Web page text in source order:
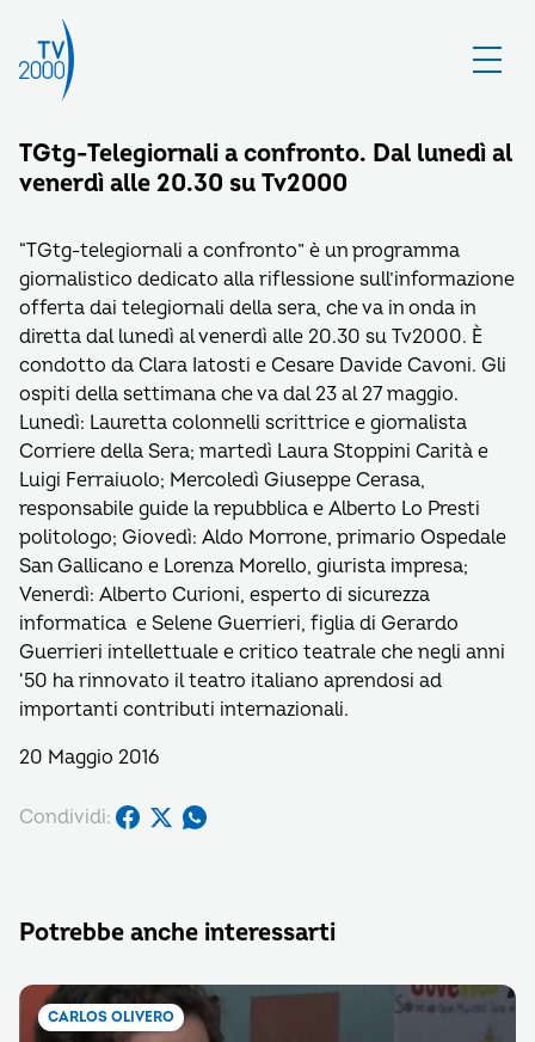
TGtg-Telegiornali a confronto. Dal lunedì al
venerdì alle 20.30 su Tv2000
“TGtg-telegiornali a confronto” è un programma
giornalistico dedicato alla riflessione sull’informazione
offerta dai telegiornali della sera, che va in onda in
diretta dal lunedì al venerdì alle 20.30 su Tv2000. È
condotto da Clara Iatosti e Cesare Davide Cavoni. Gli
ospiti della settimana che va dal 23 al 27 maggio.
Lunedì: Lauretta colonnelli scrittrice e giornalista
Corriere della Sera; martedì Laura Stoppini Carità e
Luigi Ferraiuolo; Mercoledì Giuseppe Cerasa,
responsabile guide la repubblica e Alberto Lo Presti
politologo; Giovedì: Aldo Morrone, primario Ospedale
San Gallicano e Lorenza Morello, giurista impresa;
Venerdì: Alberto Curioni, esperto di sicurezza
informatica e Selene Guerrieri, figlia di Gerardo
Guerrieri intellettuale e critico teatrale che negli anni
‘50 ha rinnovato il teatro italiano aprendosi ad
importanti contributi internazionali.
20 Maggio 2016
Condividi:
Potrebbe anche interessarti
CARLOS OLIVERO